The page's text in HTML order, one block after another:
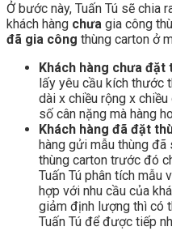
Ở bước này, Tuấn Tú sẽ chia
khách hàng chưa gia công
đã gia công thùng carton ở
Khách hàng chưa
lấy yêu cầu kích thước
dài x chiều rộng x
số cân nặng mà hàng
Khách hàng đã đặt
hàng gửi mẫu thùng
thùng carton trước đó
Tuấn Tú phân tích
hợp với nhu cầu của
giảm định lượng thì có
Tuấn Tú để được tiếp